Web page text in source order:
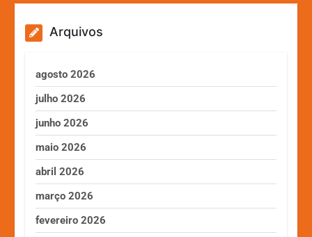
Arquivos
agosto 2026
julho 2026
junho 2026
maio 2026
abril 2026
março 2026
fevereiro 2026